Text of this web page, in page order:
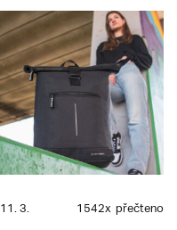
11. 3. 1542x přečteno